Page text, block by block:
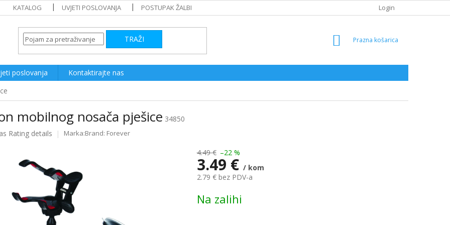
KATALOG UVJETI POSLOVANJA POSTUPAK ŽALBI Login
TRAŽI
SHOPPING
poslovanja
Kontaktirajte nas
mobilnog nosača pješice 34850
Rating details Brand: Forever
4.49 € –22 %
3.49 € / kom
2.79 € bez PDV-a
price:
Na zalihi